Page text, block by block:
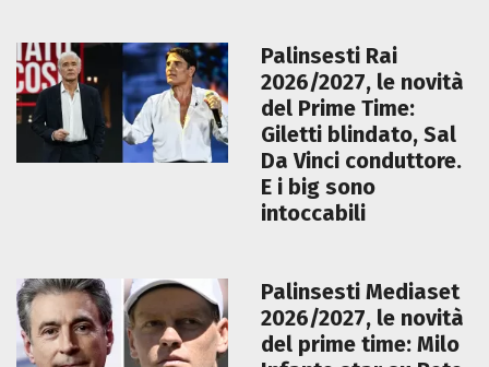
Palinsesti Rai
2026/2027, le novità
del Prime Time:
Giletti blindato, Sal
Da Vinci conduttore.
E i big sono
intoccabili
Palinsesti Mediaset
2026/2027, le novità
del prime time: Milo